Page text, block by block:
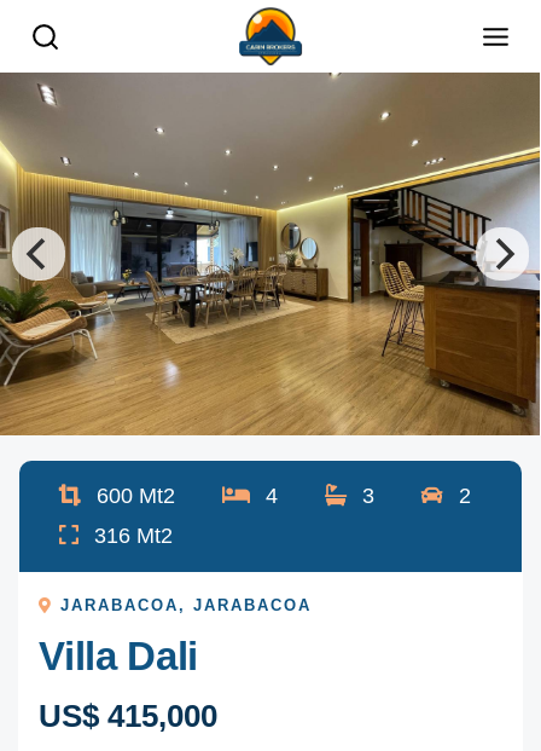
600 Mt2 4 3
2
316 Mt2
JARABACOA ,JARABACOA
Villa Dali
US$ 415,000